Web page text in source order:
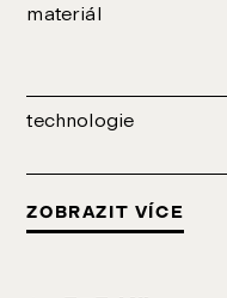
materiál
technologie
ZOBRAZIT VÍCE